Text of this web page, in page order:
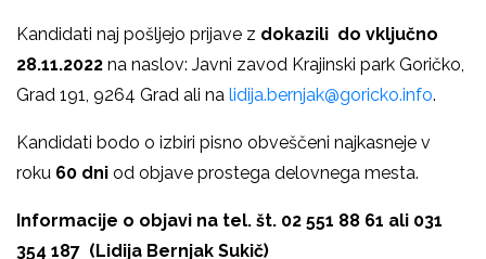
Kandidati naj pošljejo prijave z dokazili do vključno
28.11.2022 na naslov: Javni zavod Krajinski park Goričko,
Grad 191, 9264 Grad ali na lidija.bernjak@goricko.info.
Kandidati bodo o izbiri pisno obveščeni najkasneje v
roku 60 dni od objave prostega delovnega mesta.
Informacije o objavi na tel. št. 02 551 88 61 ali 031
354 187 (Lidija Bernjak Sukič)